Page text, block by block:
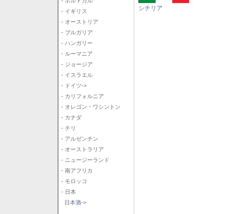
- イギリス
- オーストリア
- ブルガリア
- ハンガリー
- ルーマニア
- ジョージア
- イスラエル
- ドイツ->
- カリフォルニア
- オレゴン・ワシントン
- カナダ
- チリ
- アルゼンチン
- オーストラリア
- ニュージーランド
- 南アフリカ
- モロッコ
- 日本
日本酒->
シチリア